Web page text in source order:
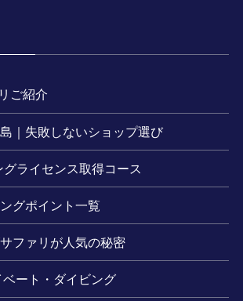
ご紹介
｜失敗しないショップ選び
グライセンス取得コース
グポイント一覧
ファリが人気の秘密
ート・ダイビング